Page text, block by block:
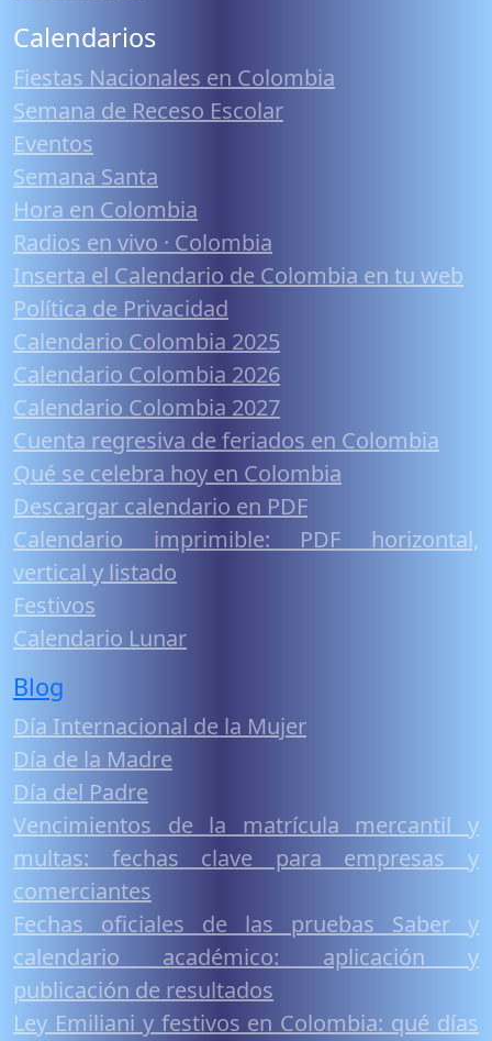
Calendarios
Fiestas Nacionales en Colombia
Semana de Receso Escolar
Eventos
Semana Santa
Hora en Colombia
Radios en vivo · Colombia
Inserta el Calendario de Colombia en tu web
Política de Privacidad
Calendario Colombia 2025
Calendario Colombia 2026
Calendario Colombia 2027
Cuenta regresiva de feriados en Colombia
Qué se celebra hoy en Colombia
Descargar calendario en PDF
Calendario imprimible: PDF horizontal,
vertical y listado
Festivos
Calendario Lunar
Blog
Día Internacional de la Mujer
Día de la Madre
Día del Padre
Vencimientos de la matrícula mercantil y
multas: fechas clave para empresas y
comerciantes
Fechas oficiales de las pruebas Saber y
calendario académico: aplicación y
publicación de resultados
Ley Emiliani y festivos en Colombia: qué días